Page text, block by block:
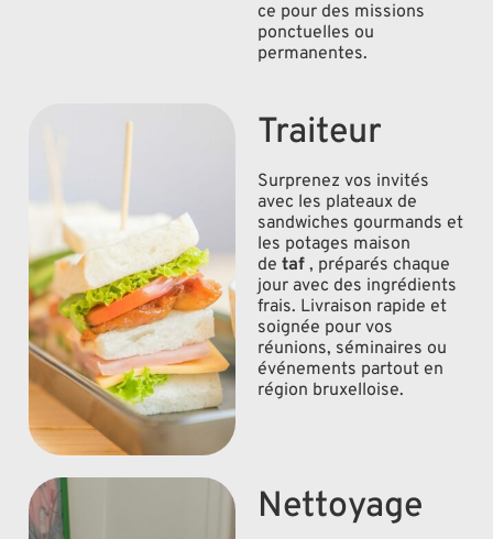
ce pour des missions
ponctuelles ou
permanentes.
Traiteur
Surprenez vos invités
avec les plateaux de
sandwiches gourmands et
les potages maison
de taf , préparés chaque
jour avec des ingrédients
frais. Livraison rapide et
soignée pour vos
réunions, séminaires ou
événements partout en
région bruxelloise.
Nettoyage